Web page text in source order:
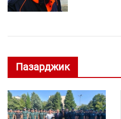
Пазарджик